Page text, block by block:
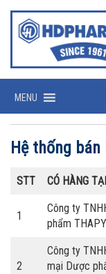
MENU
Hệ thống
STT CÓ HÀNG TẠI
1
Công ty
phẩm
2
Công ty
mại Dược